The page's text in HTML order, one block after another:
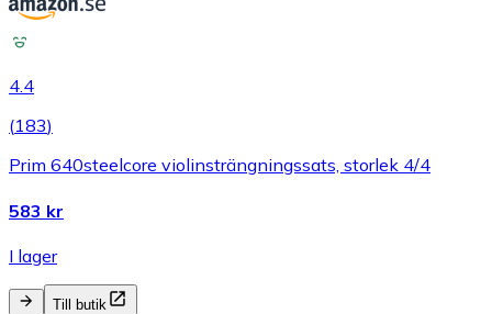
4.4
(183)
Prim 640steelcore violinsträngningssats, storlek 4/4
583 kr
I lager
Till butik